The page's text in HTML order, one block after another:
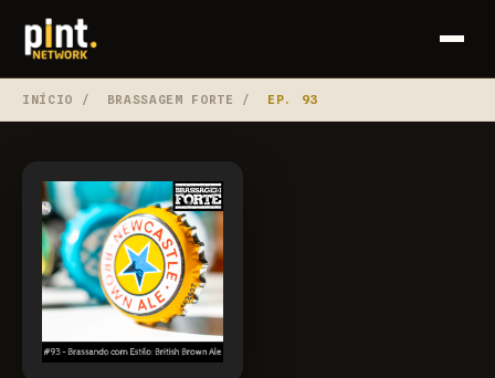
INÍCIO / BRASSAGEM FORTE / EP. 93